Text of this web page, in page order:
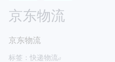
京东物流
京东物流
标签： 快递物流